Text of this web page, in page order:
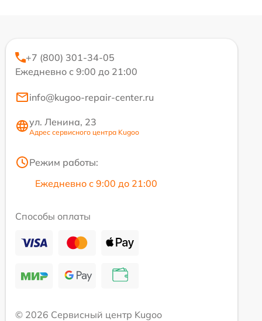
+7 (800) 301-34-05
Ежедневно с 9:00 до 21:00
info@kugoo-repair-center.ru
ул. Ленина, 23
Адрес сервисного центра Kugoo
Режим работы:
Ежедневно с 9:00 до 21:00
Способы оплаты
© 2026 Сервисный центр Kugoo